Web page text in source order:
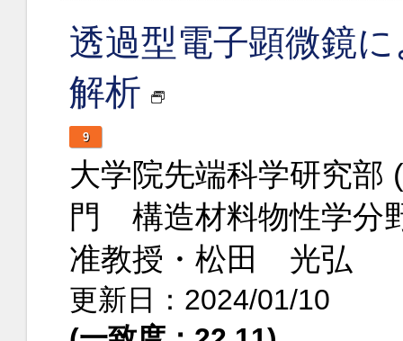
透過型電子顕微鏡
解析
9
大学院先端科学研究部
門 構造材料物性学分
准教授・松田 光弘
更新日：2024/01/10